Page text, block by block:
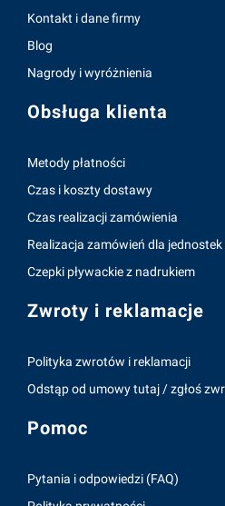
Kontakt i dane firmy
Blog
Nagrody i wyróżnienia
Obsługa klienta
Metody płatności
Czas i koszty dostawy
Czas realizacji zamówienia
Realizacja zamówień dla
Czepki pływackie z nadrukiem
Zwroty i reklamacje
Polityka zwrotów i reklamacji
Odstąp od umowy tutaj / zgłoś
Pomoc
Pytania i odpowiedzi (FAQ)